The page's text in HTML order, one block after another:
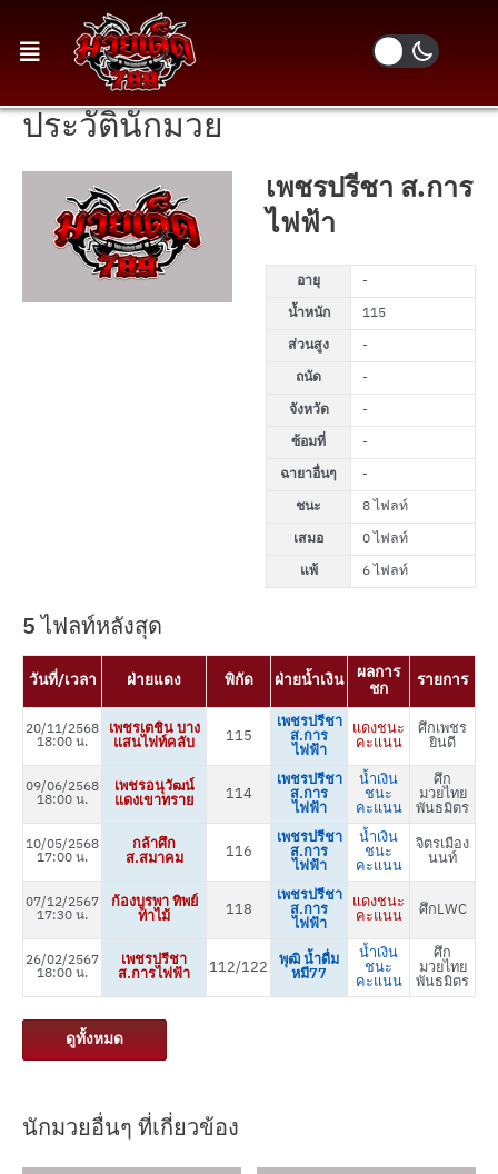
ประวัตินักมวย
เพชรปรีชา ส.การ
ไฟฟ้า
อายุ
-
น้ำหนัก
115
ส่วนสูง
-
ถนัด
-
จังหวัด
-
ซ้อมที่
-
ฉายาอื่นๆ
-
ชนะ
8 ไฟลท์
เสมอ
0 ไฟลท์
แพ้
6 ไฟลท์
5 ไฟลท์หลังสุด
วันที่/เวลา ฝ่ายแดง พิกัด ฝ่ายน้ำเงิน ผลการ
ชก รายการ
20/11/2568
18:00 น.
เพชรเตชิน บาง
แสนไฟท์คลับ 115
เพชรปรีชา
ส.การ
ไฟฟ้า
แดงชนะ
คะแนน
ศึกเพชร
ยินดี
09/06/2568
18:00 น.
เพชรอนุวัฒน์
แดงเขาทราย 114
เพชรปรีชา
ส.การ
ไฟฟ้า
น้ำเงิน
ชนะ
คะแนน
ศึก
มวยไทย
พันธมิตร
10/05/2568
17:00 น.
กล้าศึก
ส.สมาคม 116
เพชรปรีชา
ส.การ
ไฟฟ้า
น้ำเงิน
ชนะ
คะแนน
จิตรเมือง
นนท์
07/12/2567
17:30 น.
ก้องบูรพา ทิพย์
ท่าไม้ 118
เพชรปรีชา
ส.การ
ไฟฟ้า
แดงชนะ
คะแนน ศึกLWC
26/02/2567
18:00 น.
เพชรปรีชา
ส.การไฟฟ้า 112/122 พุฒิ น้ำดื่ม
หมี77
น้ำเงิน
ชนะ
คะแนน
ศึก
มวยไทย
พันธมิตร
ดูทั้งหมด
นักมวยอื่นๆ ที่เกี่ยวข้อง